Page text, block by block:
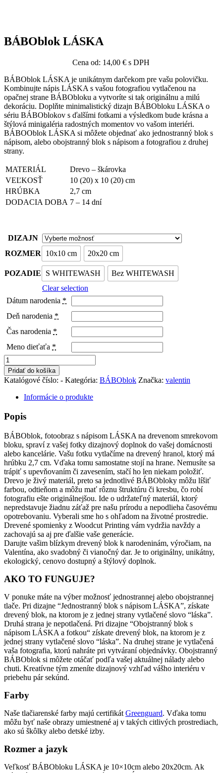
BÁBOblok LÁSKA
Cena od: 14,00 € s DPH
BÁBOblok LÁSKA je unikátnym darčekom pre vašu polovičku.
Kombinujte nápis LÁSKA s vašou fotografiou vytlačenou na
opačnej strane BÁBObloku a vytvoríte si tak originálnu a milú
dekoráciu. Doplňte minimalistický dizajn BÁBObloku LÁSKA o
sériu BÁBOblokov s ďalšími fotkami a výsledkom bude krásna a
štýlová minigaléria radostných momentov vo vašom interiéri.
BÁBOOblok LÁSKA si môžete objednať ako jednostranný blok s
nápisom, alebo obojstranný blok s nápisom a fotografiou z druhej
strany.
MATERIÁL
Drevo – škárovka
VEĽKOSŤ
10 (20) x 10 (20) cm
HRÚBKA
2,7 cm
DODACIA DOBA 7 – 14 dní
DIZAJN
ROZMER
10x10 cm 20x20 cm
POZADIE S WHITEWASH
Bez WHITEWASH
Clear selection
Dátum narodenia *
Deň narodenia *
Čas narodenia *
Meno dieťaťa *
množstvo
BÁBOblok
LÁSKA
Pridať do košíka
Katalógové číslo: - Kategória: BÁBOblok Značka: valentin
Informácie o produkte
Popis
BÁBOblok, fotoobraz s nápisom LÁSKA na drevenom smrekovom
bloku, spraví z vašej fotky dizajnový doplnok do vašej domácnosti
alebo kancelárie. Vašu fotku vytlačíme na drevený hranol, ktorý má
hrúbku 2,7 cm. Vďaka tomu samostatne stojí na hrane. Nemusíte sa
trápiť s upevňovaním či zavesením, stačí ho len niekam položiť.
Drevo je živý materiál, preto sa jednotlivé BÁBObloky môžu líšiť
farbou, odtieňom a môžu mať rôznu štruktúru či kresbu, čo robí
fotografiu ešte originálnejšou. Ide o udržateľný materiál, ktorý
nepredstavuje žiadnu záťaž pre našu prírodu a nepodlieha časovému
opotrebovaniu. Vyberali sme ho s ohľadom na životné prostredie.
Drevené spomienky z Woodcut Printing vám vydržia navždy a
zachovajú sa aj pre ďalšie vaše generácie.
Darujte vašim blízkym drevený blok k narodeninám, výročiam, na
Valentína, ako svadobný či vianočný dar. Je to originálny, unikátny,
ekologický, cenovo dostupný a štýlový doplnok.
AKO TO FUNGUJE?
V ponuke máte na výber možnosť jednostrannej alebo obojstrannej
tlače. Pri dizajne “Jednostranný blok s nápisom LÁSKA”, získate
drevený blok, na ktorom je z jednej strany vytlačené slovo “láska”.
Druhá strana je nepotlačená. Pri dizajne “Obojstranný blok s
nápisom LÁSKA a fotkou“ získate drevený blok, na ktorom je z
jednej strany vytlačené slovo “láska”. Na druhej strane je vytlačená
vaša fotografia, ktorú nahráte pri vytváraní objednávky. Obojstranný
BÁBOblok si môžete otáčať podľa vašej aktuálnej nálady alebo
chuti. Kreatívne tým zmeníte dizajnový vzhľad vášho interiéru v
priebehu pár sekúnd.
Farby
Naše tlačiarenské farby majú certifikát Greenguard. Vďaka tomu
môžu byť naše obrazy umiestnené aj v takých citlivých prostrediach,
ako sú škôlky alebo detské izby.
Rozmer a jazyk
Veľkosť BÁBObloku LÁSKA je 10×10cm alebo 20x20cm. Ak